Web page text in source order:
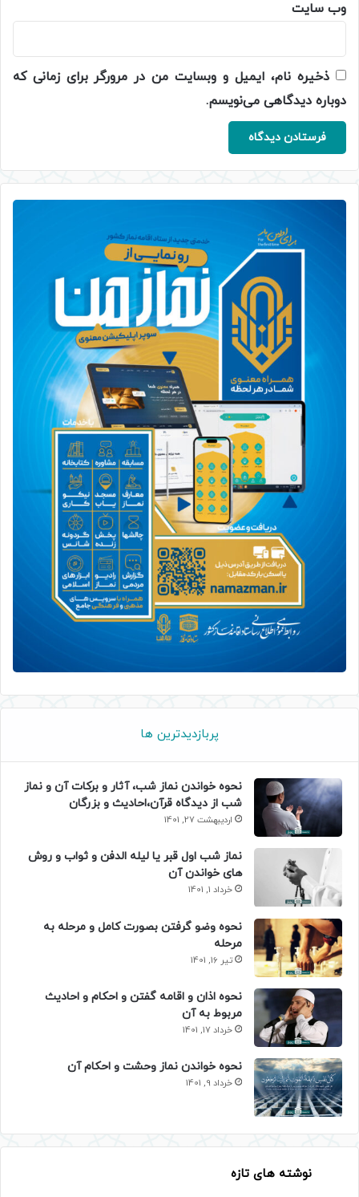
وب‌ سایت
ذخیره نام، ایمیل و وبسایت من در مرورگر برای زمانی که
دوباره دیدگاهی می‌نویسم.
پربازدیدترین ها
نحوه خواندن نماز شب، آثار و برکات آن و نماز
شب از دیدگاه قرآن،احادیث و بزرگان
اردیبهشت 27, 1401
نماز شب اول قبر یا لیله الدفن و ثواب و روش
های خواندن آن
خرداد 1, 1401
نحوه وضو گرفتن بصورت کامل و مرحله به
مرحله
تیر 16, 1401
نحوه اذان و اقامه گفتن و احکام و احادیث
مربوط به آن
خرداد 17, 1401
نحوه خواندن نماز وحشت و احکام آن
خرداد 9, 1401
نوشته های تازه